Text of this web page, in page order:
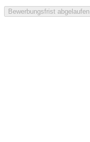
Bewerbungsfrist abgelaufen